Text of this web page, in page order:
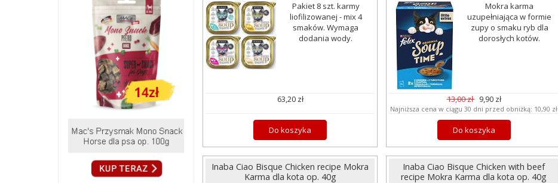
Pakiet 8 szt. karmy
liofilizowanej - mix 4
smaków. Wymaga
dodania wody.
63,20 zł
Do koszyka
Mokra karma
uzupełniająca w formie
zupy o smaku ryb dla
dorosłych kotów.
13,00 zł 9,90 zł
Najniższa cena w ciągu 30 dni przed obniżką: 10,90 zł
Do koszyka
Inaba Ciao Bisque Chicken recipe Mokra
Karma dla kota op. 40g
Inaba Ciao Bisque Chicken with beef
recipe Mokra Karma dla kota op. 40g